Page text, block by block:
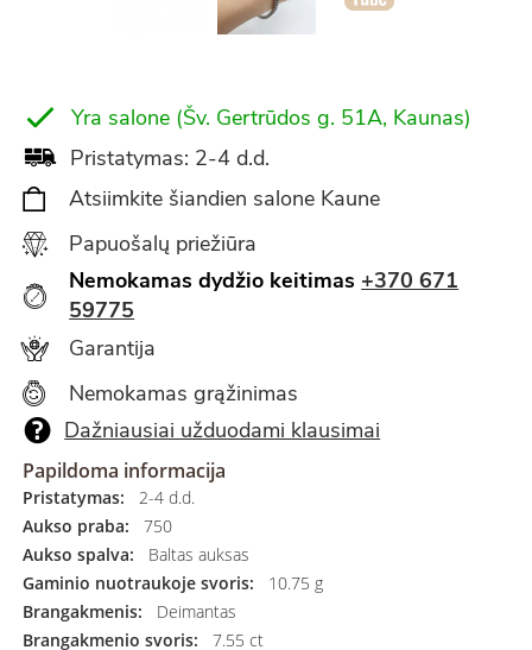
Yra salone (Šv. Gertrūdos g. 51A, Kaunas)
Pristatymas: 2-4 d.d.
Atsiimkite šiandien salone Kaune
Papuošalų priežiūra
Nemokamas dydžio keitimas +370 671
59775
Garantija
Nemokamas grąžinimas
Dažniausiai užduodami klausimai
Papildoma informacija
Pristatymas:
2-4 d.d.
Aukso praba:
750
Aukso spalva:
Baltas auksas
Gaminio nuotraukoje svoris:
10.75 g
Brangakmenis:
Deimantas
Brangakmenio svoris:
7.55 ct